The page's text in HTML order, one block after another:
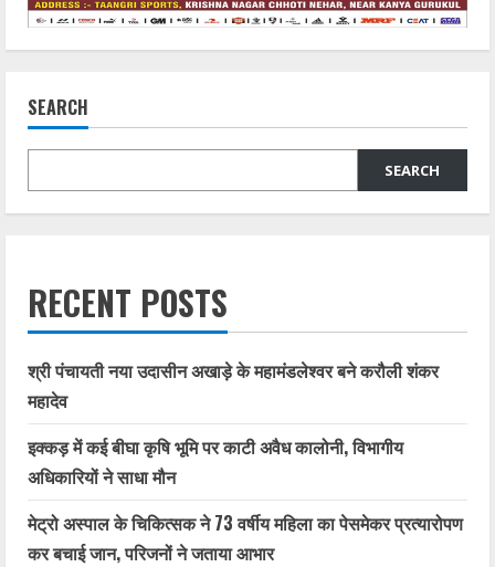
SEARCH
SEARCH
RECENT POSTS
श्री पंचायती नया उदासीन अखाड़े के महामंडलेश्वर बने करौली शंकर
महादेव
इक्कड़ में कई बीघा कृषि भूमि पर काटी अवैध कालोनी, विभागीय
अधिकारियों ने साधा मौन
मेट्रो अस्पाल के चिकित्सक ने 73 वर्षीय महिला का पेसमेकर प्रत्यारोपण
कर बचाई जान, परिजनों ने जताया आभार